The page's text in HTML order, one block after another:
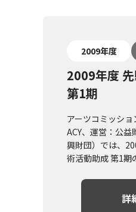
2009年度
2009年度
第1期
アーツコミッショ
ACY、運営：公
興財団）では、
術活動助成 第1期
ご確認ください。
詳